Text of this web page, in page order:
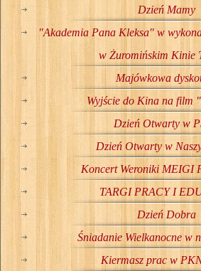
Dzień Mamy
"Akademia Pana Kleksa" w
w Żuromińskim Kinie
Majówkowa
Wyjście do Kina na film
Dzień Otwarty w
Dzień Otwarty w
Koncert Weroniki MEIGI
TARGI PRACY I
Dzień Dobra
Śniadanie Wielkanocne w
Kiermasz prac w